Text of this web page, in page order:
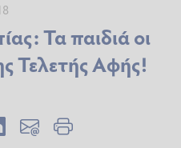
Τα παιδιά οι
Τελετής Αφής!